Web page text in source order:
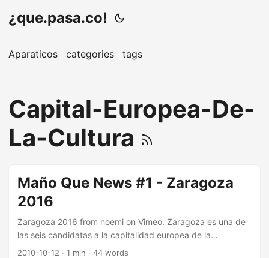
¿que.pasa.co!
Aparaticos categories tags
Capital-Europea-De-
La-Cultura
Maño Que News #1 - Zaragoza
2016
Zaragoza 2016 from noemi on Vimeo. Zaragoza es una de
las seis candidatas a la capitalidad europea de la
cultura.Tras pasar el primer corte los motores del proyecto
2010-10-12 · 1 min · 44 words